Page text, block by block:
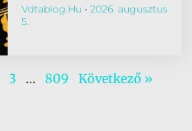
Vdtablog.hu
2026. augusztus
5.
3 … 809 Következő »